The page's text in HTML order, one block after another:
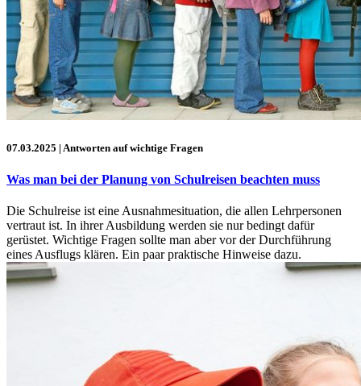
07.03.2025 | Antworten auf wichtige Fragen
Was man bei der Planung von Schulreisen beachten muss
Die Schulreise ist eine Ausnahmesituation, die allen Lehrpersonen
vertraut ist. In ihrer Ausbildung werden sie nur bedingt dafür
gerüstet. Wichtige Fragen sollte man aber vor der Durchführung
eines Ausflugs klären. Ein paar praktische Hinweise dazu.